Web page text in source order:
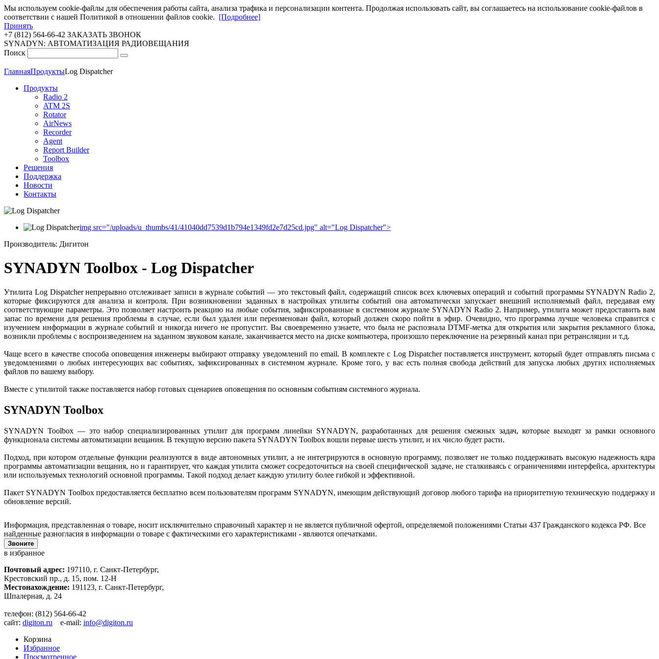
Мы используем cookie-файлы для обеспечения работы сайта, анализа трафика и персонализации контента. Продолжая использовать сайт, вы соглашаетесь на использование cookie-файлов в
соответствии с нашей Политикой в отношении файлов cookie. [Подробнее]
Принять
+7 (812) 564-66-42 ЗАКАЗАТЬ ЗВОНОК
SYNADYN: АВТОМАТИЗАЦИЯ РАДИОВЕЩАНИЯ
Поиск
ГлавнаяПродуктыLog Dispatcher
Продукты
Radio 2
ATM 2S
Rotator
AirNews
Recorder
Agent
Report Builder
Toolbox
Решения
Поддержка
Новости
Контакты
img src="/uploads/u_thumbs/41/41040dd7539d1b794e1349fd2e7d25cd.jpg" alt="Log Dispatcher">
Производитель: Дигитон
SYNADYN Toolbox - Log Dispatcher
Утилита Log Dispatcher непрерывно отслеживает записи в журнале событий — это текстовый файл, содержащий список всех ключевых операций и событий программы SYNADYN Radio 2,
которые фиксируются для анализа и контроля. При возникновении заданных в настройках утилиты событий она автоматически запускает внешний исполняемый файл, передавая ему
соответствующие параметры. Это позволяет настроить реакцию на любые события, зафиксированные в системном журнале SYNADYN Radio 2. Например, утилита может предоставить вам
запас по времени для решения проблемы в случае, если был удален или переименован файл, который должен скоро пойти в эфир. Очевидно, что программа лучше человека справится с
изучением информации в журнале событий и никогда ничего не пропустит. Вы своевременно узнаете, что была не распознала DTMF-метка для открытия или закрытия рекламного блока,
возникли проблемы с воспроизведением на заданном звуковом канале, заканчивается место на диске компьютера, произошло переключение на резервный канал при ретрансляции и т.д.
Чаще всего в качестве способа оповещения инженеры выбирают отправку уведомлений по email. В комплекте с Log Dispatcher поставляется инструмент, который будет отправлять письма с
уведомлениями о любых интересующих вас событиях, зафиксированных в системном журнале. Кроме того, у вас есть полная свобода действий для запуска любых других исполняемых
файлов по вашему выбору.
Вместе с утилитой также поставляется набор готовых сценариев оповещения по основным событиям системного журнала.
SYNADYN Toolbox
SYNADYN Toolbox — это набор специализированных утилит для программ линейки SYNADYN, разработанных для решения смежных задач, которые выходят за рамки основного
функционала системы автоматизации вещания. В текущую версию пакета SYNADYN Toolbox вошли первые шесть утилит, и их число будет расти.
Подход, при котором отдельные функции реализуются в виде автономных утилит, а не интегрируются в основную программу, позволяет не только поддерживать высокую надежность ядра
программы автоматизации вещания, но и гарантирует, что каждая утилита сможет сосредоточиться на своей специфической задаче, не сталкиваясь с ограничениями интерфейса, архитектуры
или используемых технологий основной программы. Такой подход делает каждую утилиту более гибкой и эффективной.
Пакет SYNADYN Toolbox предоставляется бесплатно всем пользователям программ SYNADYN, имеющим действующий договор любого тарифа на приоритетную техническую поддержку и
обновление версий.
Информация, представленная о товаре, носит исключительно справочный характер и не является публичной офертой, определяемой положениями Статьи 437 Гражданского кодекса РФ. Все
найденные разногласия в информации о товаре с фактическими его характеристиками - являются опечатками.
Звоните
в избранное
Почтовый адрес: 197110, г. Санкт-Петербург,
Крестовский пр., д. 15, пом. 12-Н
Местонахождение: 191123, г. Санкт-Петербург,
Шпалерная, д. 24
телефон: (812) 564-66-42
сайт: digiton.ru e-mail: info@digiton.ru
Корзина
Избранное
Просмотренное